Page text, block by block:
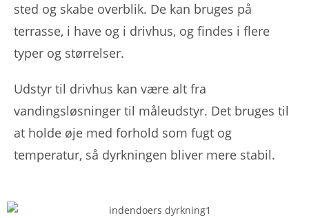
sted og skabe overblik. De kan bruges på
terrasse, i have og i drivhus, og findes i flere
typer og størrelser.
Udstyr til drivhus kan være alt fra
vandingsløsninger til måleudstyr. Det bruges til
at holde øje med forhold som fugt og
temperatur, så dyrkningen bliver mere stabil.